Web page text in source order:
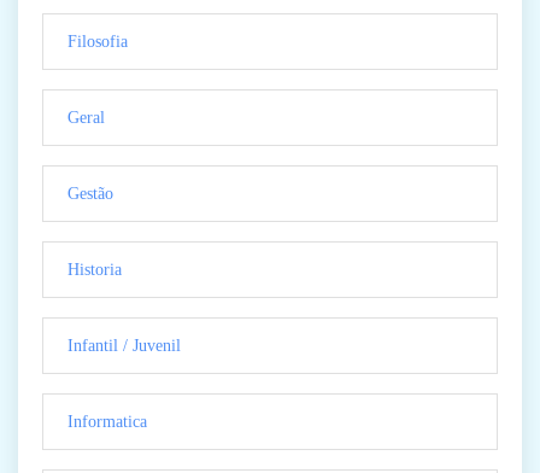
Filosofia
Geral
Gestão
Historia
Infantil / Juvenil
Informatica